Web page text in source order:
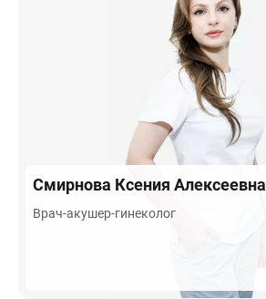
Смирнова Ксения Алексеевна
Врач-акушер-гинеколог